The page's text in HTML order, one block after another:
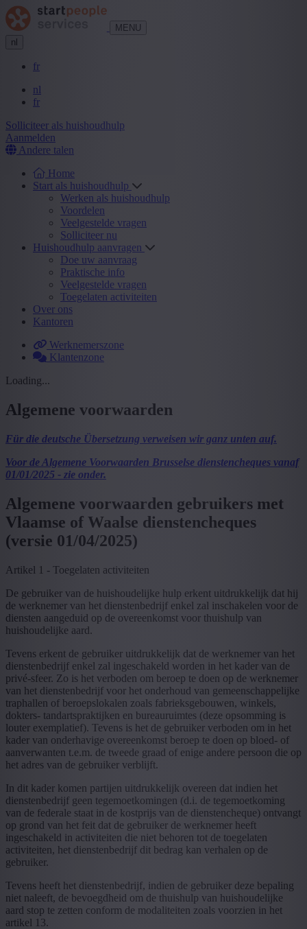
MENU
nl
fr
nl
fr
Solliciteer als huishoudhulp
Aanmelden
Andere talen
Home
Start als huishoudhulp
Werken als huishoudhulp
Voordelen
Veelgestelde vragen
Solliciteer nu
Huishoudhulp aanvragen
Doe uw aanvraag
Praktische info
Veelgestelde vragen
Toegelaten activiteiten
Over ons
Kantoren
Werknemerszone
Klantenzone
Loading...
Algemene voorwaarden
Für die deutsche Übersetzung verweisen wir ganz unten auf.
Voor de Algemene Voorwaarden Brusselse dienstencheques vanaf
01/01/2025 - zie onder.
Algemene voorwaarden gebruikers met
Vlaamse of Waalse dienstencheques
(versie 01/04/2025)
Artikel 1 - Toegelaten activiteiten
De gebruiker van de huishoudelijke hulp erkent uitdrukkelijk dat hij
de werknemer van het dienstenbedrijf enkel zal inschakelen voor de
diensten aangeduid op de overeenkomst voor thuishulp van
huishoudelijke aard.
Tevens erkent de gebruiker uitdrukkelijk dat de werknemer van het
dienstenbedrijf enkel zal ingeschakeld worden in het kader van de
privé-sfeer. Zo is het verboden om beroep te doen op de werknemer
van het dienstenbedrijf voor het onderhoud van gemeenschappelijke
traphallen of beroepslokalen zoals fabrieksgebouwen, winkels,
dokters- tandartspraktijken en bureauruimtes (deze opsomming is
louter exemplatief). Tevens is het de gebruiker verboden om in het
kader van onderhavige overeenkomst beroep te doen op bloed- of
aanverwanten t.e.m. de tweede graad of enige andere persoon die op
het adres van de gebruiker verblijft.
In dit kader komen partijen uitdrukkelijk overeen dat indien het
dienstenbedrijf geen tegemoetkomingen (d.i. de tegemoetkoming
van de federale staat in de kostprijs van de dienstencheque) ontvangt
op grond van het feit dat de gebruiker de werknemer heeft
ingeschakeld in activiteiten die niet behoren tot de toegelaten
activiteiten, het dienstenbedrijf dit bedrag kan verhalen op de
gebruiker.
Tevens heeft het dienstenbedrijf, indien de gebruiker deze bepaling
niet naleeft, de bevoegdheid om de thuishulp van huishoudelijke
aard stop te zetten conform de modaliteiten zoals voorzien in het
artikel 13.